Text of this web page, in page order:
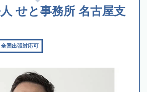
せと事務所 名古屋支
全国出張対応可